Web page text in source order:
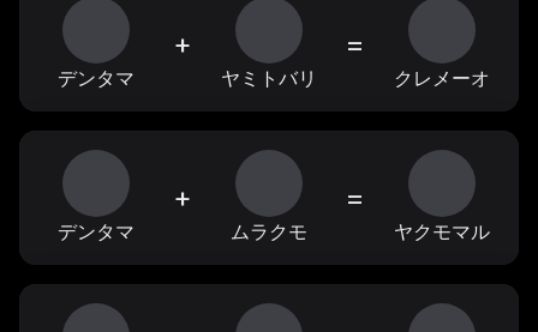
デンタマ
+
ヤミトバリ
=
クレメーオ
デンタマ
+
ムラクモ
=
ヤクモマル